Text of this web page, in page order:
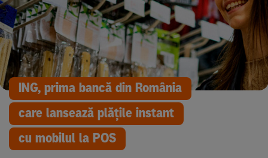
ING, prima bancă din România
care lansează plățile instant
cu mobilul la POS